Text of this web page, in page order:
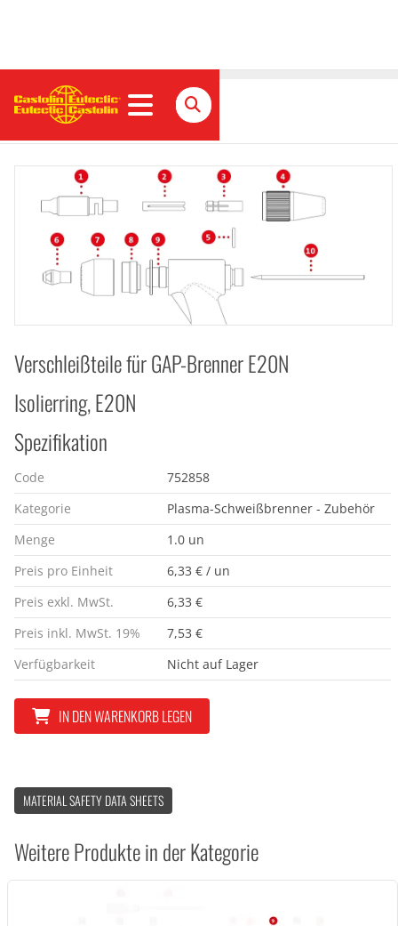
Isolierring, E20N
Verschleißteile für GAP-Brenner E20N
Isolierring, E20N
Spezifikation
Code
752858
Kategorie
Plasma-Schweißbrenner - Zubehör
Menge
1.0 un
Preis pro Einheit
6,33 € / un
Preis exkl. MwSt.
6,33 €
Preis inkl. MwSt. 19%
7,53 €
Verfügbarkeit
Nicht auf Lager
IN DEN WARENKORB LEGEN
MATERIAL SAFETY DATA SHEETS
Weitere Produkte in der Kategorie